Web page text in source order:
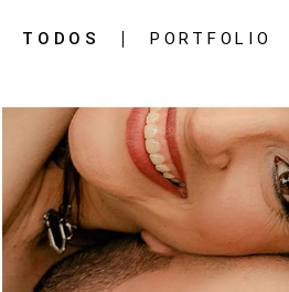
TODOS PORTFOLIO